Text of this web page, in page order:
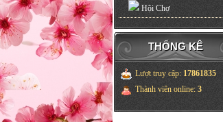
Hội Chợ
THỐNG KÊ
Lượt truy cập: 17861835
Thành viên online: 3